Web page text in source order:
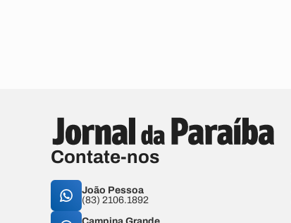
Contate-nos
João Pessoa
(83) 2106.1892